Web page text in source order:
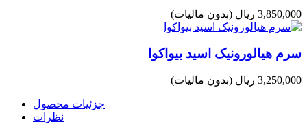
3,850,000 ریال (بدون مالیات)
سرم هیالورونیک اسید بیواکوا
3,250,000 ریال (بدون مالیات)
جزئیات محصول
نظرات